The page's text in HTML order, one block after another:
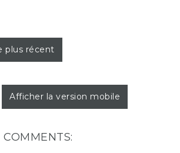
plus récent
Afficher la version mobile
COMMENTS: